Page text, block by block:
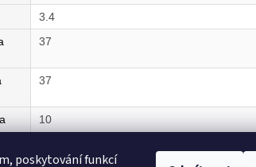
poskytování funkcí
3.4
37
37
10
CZ